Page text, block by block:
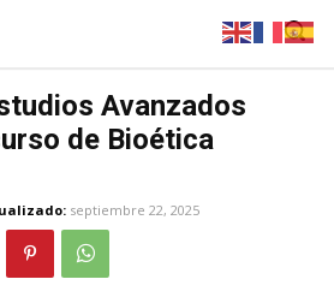
Avanzados
de Bioética
septiembre 22, 2025